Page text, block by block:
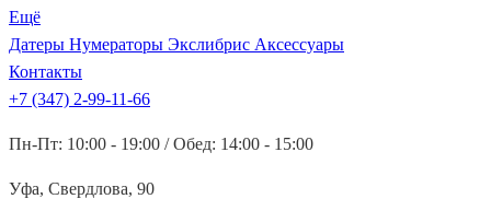
Ещё
Датеры Нумераторы Экслибрис Аксессуары
Контакты
+7 (347) 2-99-11-66
Пн-Пт: 10:00 - 19:00 / Обед: 14:00 - 15:00
Уфа, Свердлова, 90